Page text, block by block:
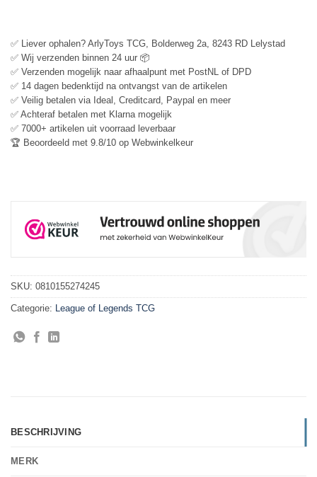
✅ Liever ophalen? ArlyToys TCG, Bolderweg 2a, 8243 RD Lelystad
✅ Wij verzenden binnen 24 uur 📦
✅ Verzenden mogelijk naar afhaalpunt met PostNL of DPD
✅ 14 dagen bedenktijd na ontvangst van de artikelen
✅ Veilig betalen via Ideal, Creditcard, Paypal en meer
✅ Achteraf betalen met Klarna mogelijk
✅ 7000+ artikelen uit voorraad leverbaar
🏆 Beoordeeld met 9.8/10 op Webwinkelkeur
SKU: 0810155274245
Categorie: League of Legends TCG
BESCHRIJVING
MERK